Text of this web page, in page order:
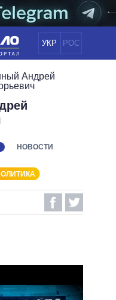
УКР РОС
Андрей
НОВОСТИ